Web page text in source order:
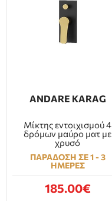
ANDARE KARAG
Μίκτης εντοιχισμού 4
δρόμων μαύρο ματ με
χρυσό
ΠΑΡΑΔΟΣΗ ΣΕ 1 - 3
ΗΜΕΡΕΣ
185.00€